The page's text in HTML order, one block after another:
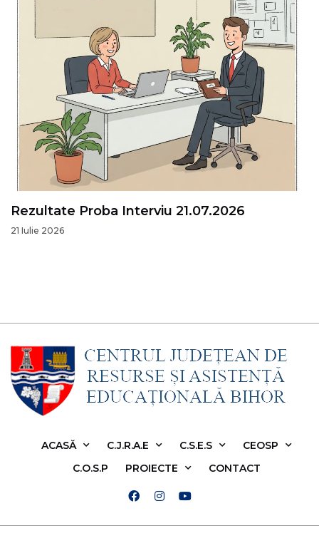
Rezultate Proba Interviu 21.07.2026
21 Iulie 2026
ACASĂ C.J.R.A.E C.S.E.S
CEOSP
C.O.S.P
PROIECTE CONTACT